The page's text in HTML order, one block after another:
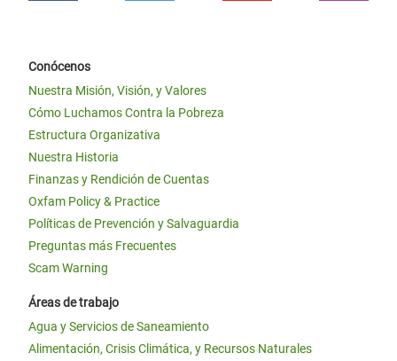
Conócenos
Nuestra Misión, Visión, y Valores
Cómo Luchamos Contra la Pobreza
Estructura Organizativa
Nuestra Historia
Finanzas y Rendición de Cuentas
Oxfam Policy & Practice
Políticas de Prevención y Salvaguardia
Preguntas más Frecuentes
Scam Warning
Áreas de trabajo
Agua y Servicios de Saneamiento
Alimentación, Crisis Climática, y Recursos Naturales